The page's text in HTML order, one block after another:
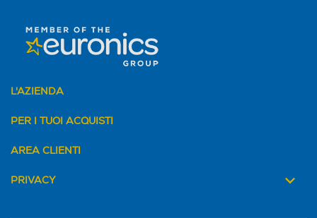
L'AZIENDA
PER I TUOI ACQUISTI
AREA CLIENTI
PRIVACY